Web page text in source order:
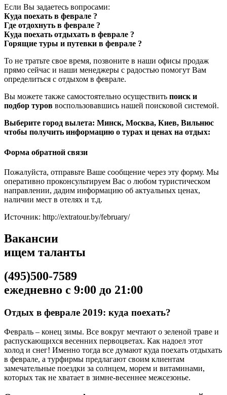
Если Вы задаетесь вопросами:
Куда поехать в феврале ?
Где отдохнуть в феврале ?
Куда поехать отдыхать в феврале ?
Горящие туры и путевки в феврале ?
То не тратьте свое время, позвоните в наши офисы продаж
прямо сейчас и наши менеджеры с радостью помогут Вам
определиться с отдыхом в феврале.
Вы можете также самостоятельно осуществить поиск и
подбор туров воспользовавшись нашей поисковой системой.
Выберите город вылета: Минск, Москва, Киев, Вильнюс
чтобы получить информацию о турах и ценах на отдых:
Форма обратной связи
Пожалуйста, отправьте Ваше сообщение через эту форму. Мы
оперативно проконсультируем Вас о любом туристическом
направлении, дадим информацию об актуальных ценах,
наличии мест в отелях и т.д.
Источник: http://extratour.by/february/
Вакансии
ищем таланты
(495)500-7589
ежедневно с 9:00 до 21:00
Отдых в феврале 2019: куда поехать?
Февраль – конец зимы. Все вокруг мечтают о зеленой траве и
распускающихся весенних первоцветах. Как надоел этот
холод и снег! Именно тогда все думают куда поехать отдыхать
в феврале, а турфирмы предлагают своим клиентам
замечательные поездки за солнцем, морем и витаминами,
которых так не хватает в зимне-весеннее межсезонье.